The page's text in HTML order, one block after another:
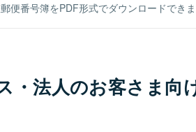
便番号簿をPDF形式でダウンロードできま
・法人のお客さま向